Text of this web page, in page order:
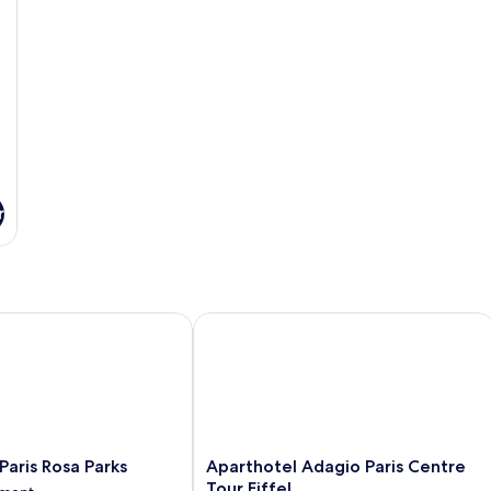
Rosa Parks
Rosa Parks
Aparthotel
Adagio
Aparthotel Adagio Paris Centre
Aparthotel Adagio Paris Centre Tour